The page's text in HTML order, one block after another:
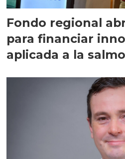
Fondo regional
para financiar
aplicada a la